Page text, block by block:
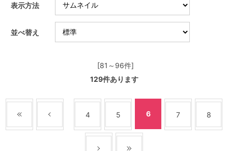
表示方法
並べ替え
[81～96件]
129件あります
4 5 6 7 8